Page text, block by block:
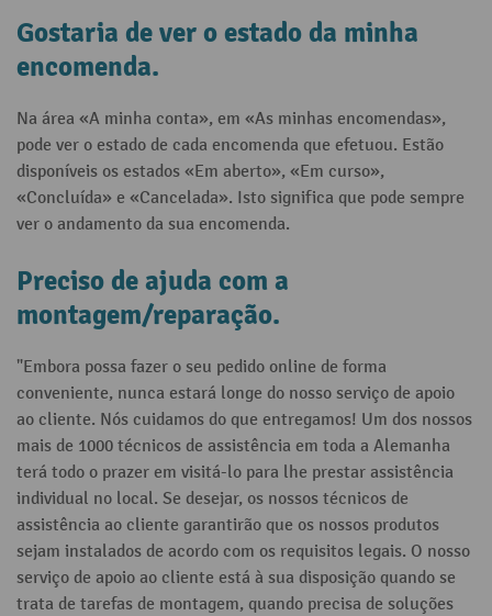
Gostaria de ver o estado da minha
encomenda.
Na área «A minha conta», em «As minhas encomendas»,
pode ver o estado de cada encomenda que efetuou. Estão
disponíveis os estados «Em aberto», «Em curso»,
«Concluída» e «Cancelada». Isto significa que pode sempre
ver o andamento da sua encomenda.
Preciso de ajuda com a
montagem/reparação.
"Embora possa fazer o seu pedido online de forma
conveniente, nunca estará longe do nosso serviço de apoio
ao cliente. Nós cuidamos do que entregamos! Um dos nossos
mais de 1000 técnicos de assistência em toda a Alemanha
terá todo o prazer em visitá-lo para lhe prestar assistência
individual no local. Se desejar, os nossos técnicos de
assistência ao cliente garantirão que os nossos produtos
sejam instalados de acordo com os requisitos legais. O nosso
serviço de apoio ao cliente está à sua disposição quando se
trata de tarefas de montagem, quando precisa de soluções